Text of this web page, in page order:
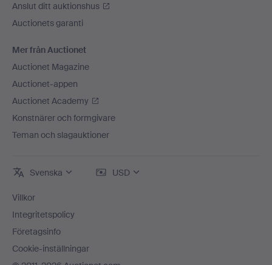
Anslut ditt auktionshus
Auctionets garanti
Mer från Auctionet
Auctionet Magazine
Auctionet-appen
Auctionet Academy
Konstnärer och formgivare
Teman och slagauktioner
Svenska USD
Villkor
Integritetspolicy
Företagsinfo
Cookie-inställningar